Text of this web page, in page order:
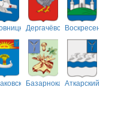
ДергачёвскийВоскресенский
Базарнокарабулакский
Аткарский